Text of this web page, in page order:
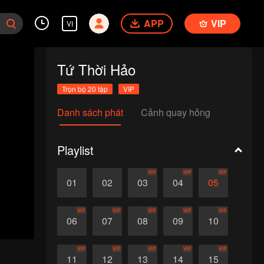
VI APP VIP
Tứ Thời Hảo
Trọn bộ 20 tập VIP
Danh sách phát Cảnh quay hỏng
Playlist
01 02 03
VIP
04
VIP
05
VIP
06
VIP
07
VIP
08
VIP
09
VIP
10
VIP
11
VIP
12
VIP
13
VIP
14
VIP
15
VIP